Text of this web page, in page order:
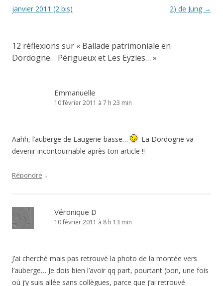
des
janvier 2011 (2 bis)
2) de Jung →
12 réflexions sur « Ballade patrimoniale en
Dordogne… Périgueux et Les Eyzies… »
Emmanuelle
10 février 2011 à 7 h 23 min
Aahh, l’auberge de Laugerie-basse…
La Dordogne va
devenir incontournable après ton article !!
Répondre ↓
Véronique D
10 février 2011 à 8 h 13 min
J’ai cherché mais pas retrouvé la photo de la montée vers
l’auberge… Je dois bien l’avoir qq part, pourtant (bon, une fois
où j’y suis allée sans collègues, parce que j’ai retrouvé